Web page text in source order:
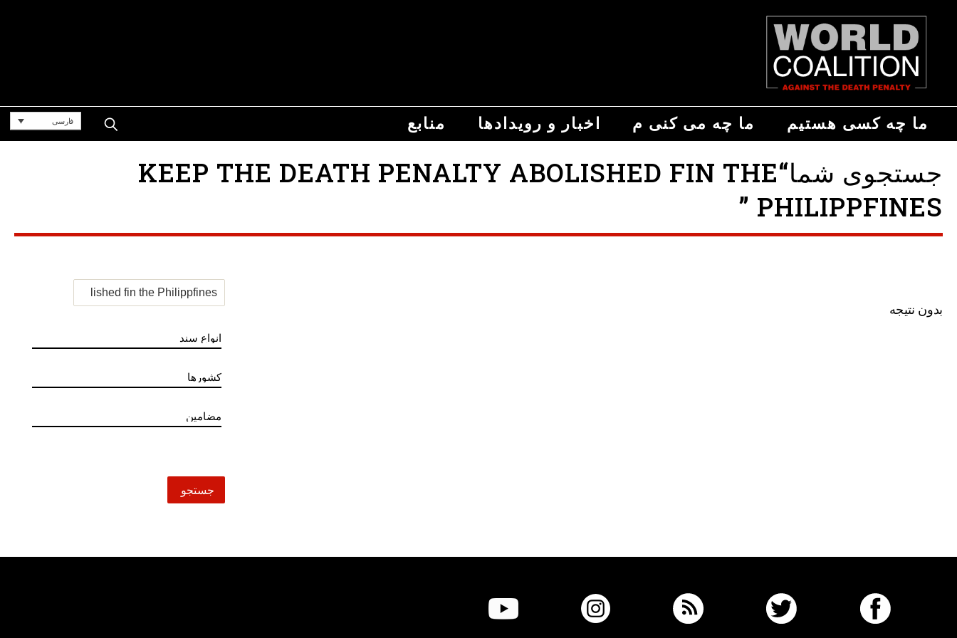
ما چه کسی هستیم ما چه می کنی م اخبار و رویدادها منابع فارسی
جستجوی شما“KEEP THE DEATH PENALTY ABOLISHED FIN THE
PHILIPPFINES ”
بدون نتیجه